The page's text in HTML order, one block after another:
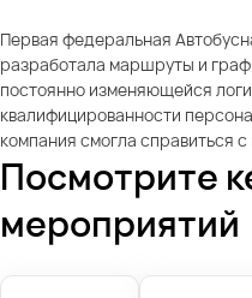
Первая федеральная
разработала маршруты и
постоянно изменяющейся
квалифицированности
компания смогла справиться
Посмотрите
мероприятий